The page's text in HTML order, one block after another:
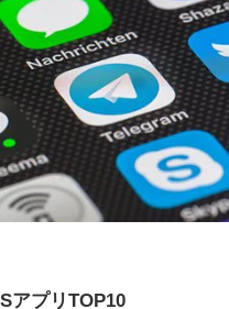
アプリTOP10